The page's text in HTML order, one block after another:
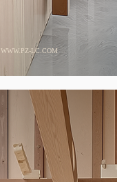
WWW.PZ-LC.COM